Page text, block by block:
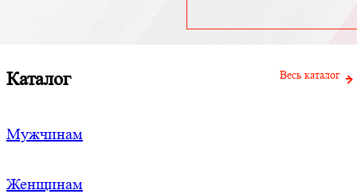
Каталог Весь каталог
Мужчинам
Женщинам